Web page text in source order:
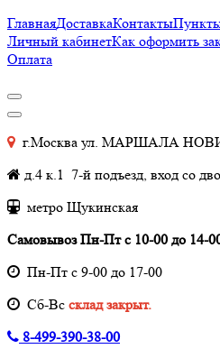
ГлавнаяДоставкаКонтакты
Личный кабинетКак оформить
Оплата
г.Москва ул. МАРШАЛА
д.4 к.1 7-й подъезд, вход со
метро Щукинская
Самовывоз Пн-Пт с 10-00 до 14-
Пн-Пт с 9-00 до 17-00
Cб-Вс склад закрыт.
8-499-390-38-00